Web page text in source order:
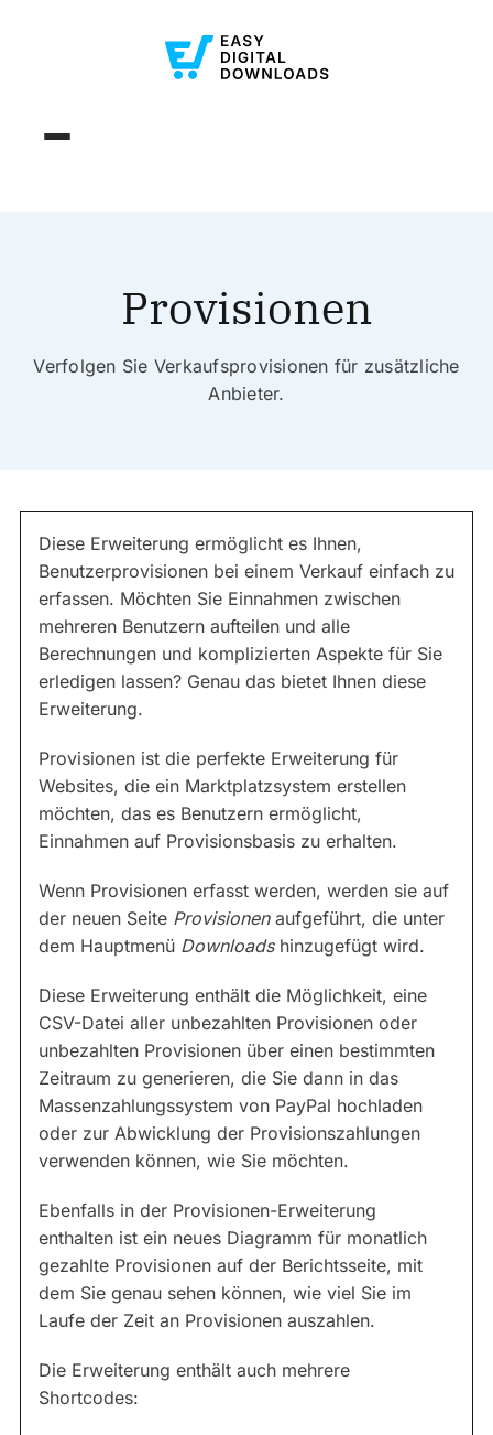
Provisionen
Verfolgen Sie Verkaufsprovisionen für zusätzliche
Anbieter.
Diese Erweiterung ermöglicht es Ihnen,
Benutzerprovisionen bei einem Verkauf einfach zu
erfassen. Möchten Sie Einnahmen zwischen
mehreren Benutzern aufteilen und alle
Berechnungen und komplizierten Aspekte für Sie
erledigen lassen? Genau das bietet Ihnen diese
Erweiterung.
Provisionen ist die perfekte Erweiterung für
Websites, die ein Marktplatzsystem erstellen
möchten, das es Benutzern ermöglicht,
Einnahmen auf Provisionsbasis zu erhalten.
Wenn Provisionen erfasst werden, werden sie auf
der neuen Seite Provisionenaufgeführt, die unter
dem Hauptmenü Downloadshinzugefügt wird.
Diese Erweiterung enthält die Möglichkeit, eine
CSV-Datei aller unbezahlten Provisionen oder
unbezahlten Provisionen über einen bestimmten
Zeitraum zu generieren, die Sie dann in das
Massenzahlungssystem von PayPal hochladen
oder zur Abwicklung der Provisionszahlungen
verwenden können, wie Sie möchten.
Ebenfalls in der Provisionen-Erweiterung
enthalten ist ein neues Diagramm für monatlich
gezahlte Provisionen auf der Berichtsseite, mit
dem Sie genau sehen können, wie viel Sie im
Laufe der Zeit an Provisionen auszahlen.
Die Erweiterung enthält auch mehrere
Shortcodes: